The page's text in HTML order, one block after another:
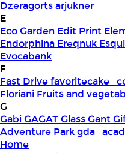
Dzeragorts arjukner
E
Eco Garden Edit Print
Endorphina Ereqnuk
Evocabank
F
Fast Drive
Floriani Fruits and
G
GabiGAGAT GlassGant
Adventure Park
Home